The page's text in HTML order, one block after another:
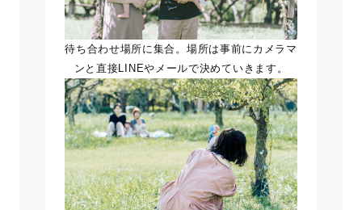
待ち合わせ場所に集合。場所は事前にカメラマ
ンと直接LINEやメールで決めていきます。